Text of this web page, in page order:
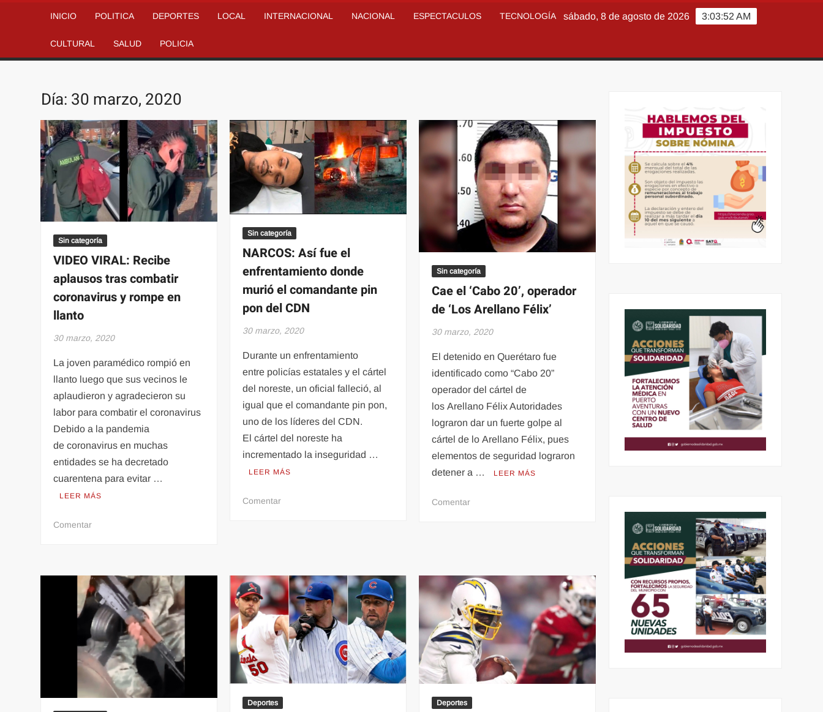
INICIO POLITICA DEPORTES LOCAL INTERNACIONAL NACIONAL ESPECTACULOS TECNOLOGÍA
CULTURAL SALUD POLICIA
3:03:53 AM
sábado, 8 de agosto de 2026
Día: 30 marzo, 2020
Sin categoría
VIDEO VIRAL: Recibe
aplausos tras combatir
coronavirus y rompe en
llanto
30 marzo, 2020
La joven paramédico rompió en
llanto luego que sus vecinos le
aplaudieron y agradecieron su
labor para combatir el coronavirus
Debido a la pandemia
de coronavirus en muchas
entidades se ha decretado
cuarentena para evitar …
LEER MÁS
Comentaren
aplausos
tras
combatir
coronavirus
y
rompe
en
llanto
Sin categoría
NARCOS: Así fue el
enfrentamiento donde
murió el comandante pin
pon del CDN
30 marzo, 2020
Durante un enfrentamiento
entre policías estatales y el cártel
del noreste, un oficial falleció, al
igual que el comandante pin pon,
uno de los líderes del CDN.
El cártel del noreste ha
incrementado la inseguridad …
LEER MÁS
Comentaren
donde
murió
el
comandante
pin
pon
del
CDN
Sin categoría
Cae el ‘Cabo 20’, operador
de ‘Los Arellano Félix’
30 marzo, 2020
El detenido en Querétaro fue
identificado como “Cabo 20”
operador del cártel de
los Arellano Félix Autoridades
lograron dar un fuerte golpe al
cártel de lo Arellano Félix, pues
elementos de seguridad lograron
detener a …
LEER MÁS
Comentaren
de
‘Los
Arellano
Félix’
Deportes Deportes